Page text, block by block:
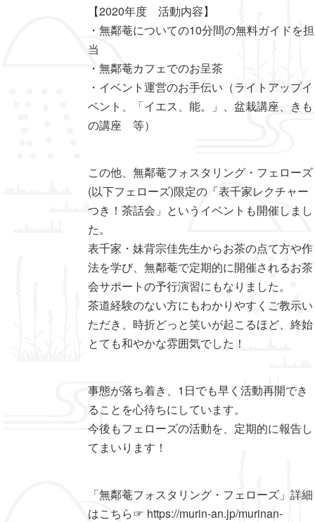
【2020年度 活動内容】
・無鄰菴についての10分間の無料ガイドを担
当
・無鄰菴カフェでのお呈茶
・イベント運営のお手伝い（ライトアップイ
ベント、「イエス、能。」、盆栽講座、きも
の講座 等）
この他、無鄰菴フォスタリング・フェローズ
(以下フェローズ)限定の「表千家レクチャー
つき！茶話会」というイベントも開催しまし
た。
表千家・妹背宗佳先生からお茶の点て方や作
法を学び、無鄰菴で定期的に開催されるお茶
会サポートの予行演習にもなりました。
茶道経験のない方にもわかりやすくご教示い
ただき、時折どっと笑いが起こるほど、終始
とても和やかな雰囲気でした！
事態が落ち着き、1日でも早く活動再開でき
ることを心待ちにしています。
今後もフェローズの活動を、定期的に報告し
てまいります！
「無鄰菴フォスタリング・フェローズ」詳細
はこちら☞ https://murin-an.jp/murinan-